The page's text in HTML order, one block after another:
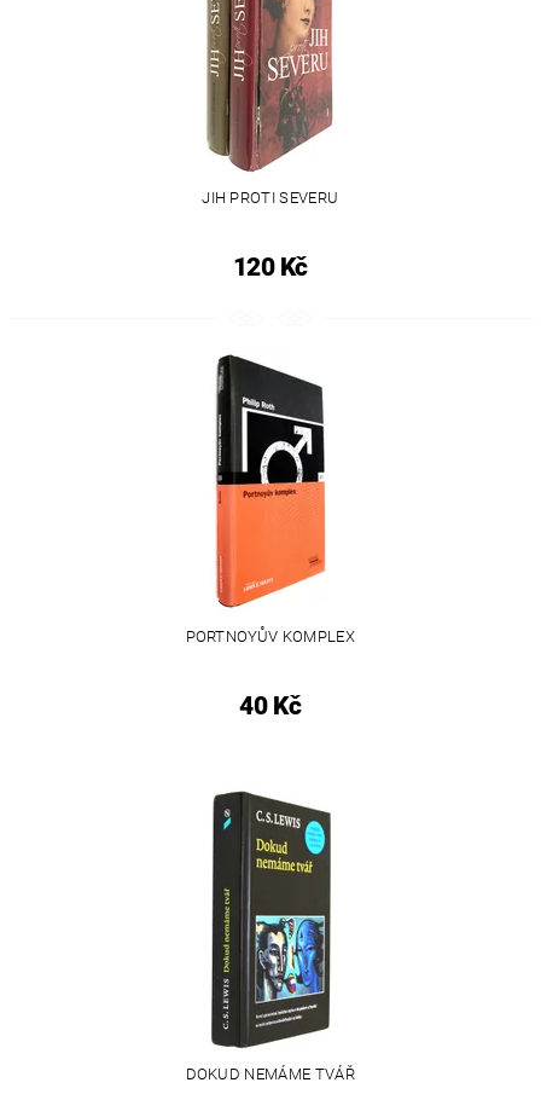
JIH PROTI SEVERU
120 Kč
PORTNOYŮV KOMPLEX
40 Kč
DOKUD NEMÁME TVÁŘ